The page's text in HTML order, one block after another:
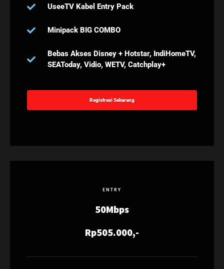
UseeTV Kabel Entry Pack
Minipack BIG COMBO
Bebas Akses Disney + Hotstar, IndiHomeTV,
SEAToday, Vidio, WETV, Catchplay+
Registrasi Sekarang
ENTRY
50Mbps
Rp505.000,-